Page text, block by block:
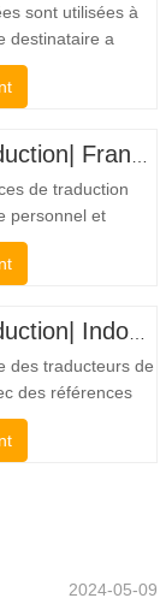
sont utilisées à
destinataire a
pour confirmer
de la
et à plusieurs
étatiques et
de traduction
personnel et
les tribunaux et
locaux.
ayant
et
Avant…
des traducteurs de
des références
la certification,
les normes de
2024-05-09